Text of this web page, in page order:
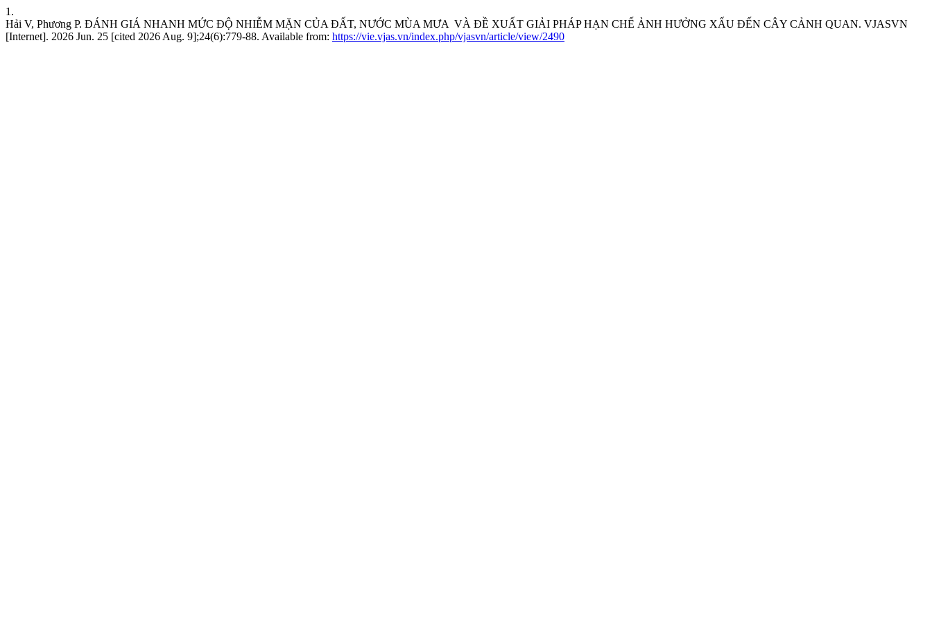
1.
Hải V, Phương P. ĐÁNH GIÁ NHANH MỨC ĐỘ NHIỄM MẶN CỦA ĐẤT, NƯỚC MÙA MƯA VÀ ĐỀ XUẤT GIẢI PHÁP HẠN CHẾ ẢNH HƯỞNG XẤU ĐẾN CÂY CẢNH QUAN. VJASVN
[Internet]. 2026 Jun. 25 [cited 2026 Aug. 9];24(6):779-88. Available from: https://vie.vjas.vn/index.php/vjasvn/article/view/2490